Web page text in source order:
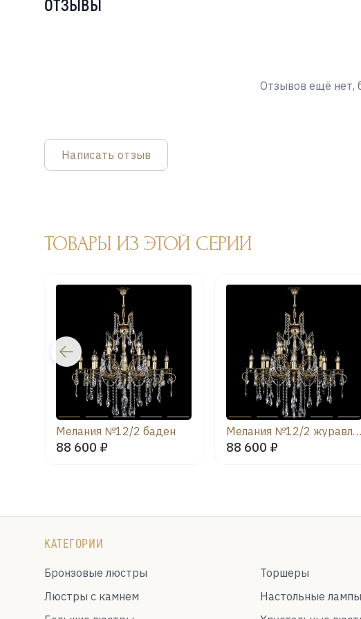
ОТЗЫВЫ
Отзывов ещё нет,
Написать отзыв
ТОВАРЫ ИЗ ЭТОЙ СЕРИИ
Мелания №12/2 баден
88 600 ₽
Мелания №12/2 журавлик
88 600 ₽
КАТЕГОРИИ
Бронзовые люстры
Люстры с камнем
Торшеры
Настольные лампы